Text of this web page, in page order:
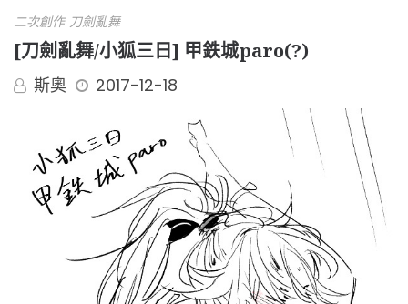
二次創作 刀劍亂舞
[刀劍亂舞/小狐三日] 甲鉄城paro(?)
斯奧 2017-12-18